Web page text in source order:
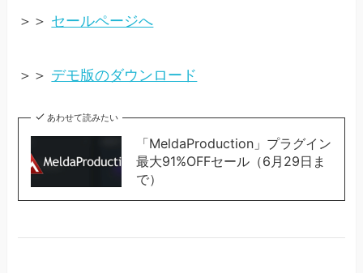
＞＞ セールページへ
＞＞ デモ版のダウンロード
あわせて読みたい
「MeldaProduction」プラグイン
最大91%OFFセール（6月29日ま
で）